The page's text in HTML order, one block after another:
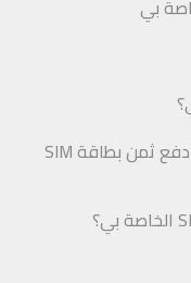
كيف سيتعرف المندوب بانني من طلب و دفع ثمن بطاقة SIM